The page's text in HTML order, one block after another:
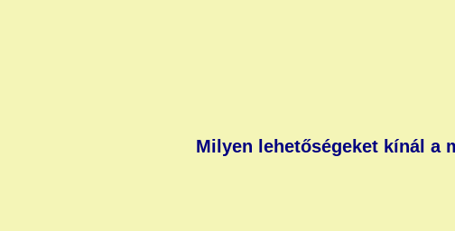
Milyen lehetőségeket kínál a